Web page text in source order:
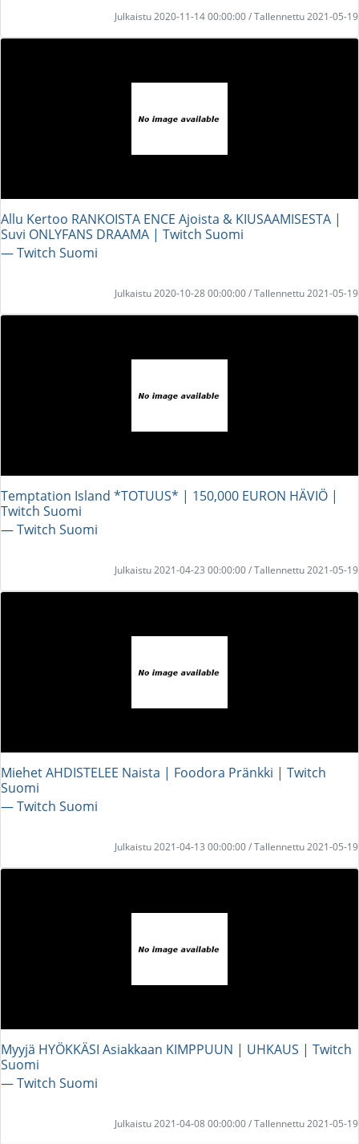
Julkaistu 2020-11-14 00:00:00 / Tallennettu 2021-05-19
Allu Kertoo RANKOISTA ENCE Ajoista & KIUSAAMISESTA |
Suvi ONLYFANS DRAAMA | Twitch Suomi
― Twitch Suomi
Julkaistu 2020-10-28 00:00:00 / Tallennettu 2021-05-19
Temptation Island *TOTUUS* | 150,000 EURON HÄVIÖ |
Twitch Suomi
― Twitch Suomi
Julkaistu 2021-04-23 00:00:00 / Tallennettu 2021-05-19
Miehet AHDISTELEE Naista | Foodora Pränkki | Twitch
Suomi
― Twitch Suomi
Julkaistu 2021-04-13 00:00:00 / Tallennettu 2021-05-19
Myyjä HYÖKKÄSI Asiakkaan KIMPPUUN | UHKAUS | Twitch
Suomi
― Twitch Suomi
Julkaistu 2021-04-08 00:00:00 / Tallennettu 2021-05-19